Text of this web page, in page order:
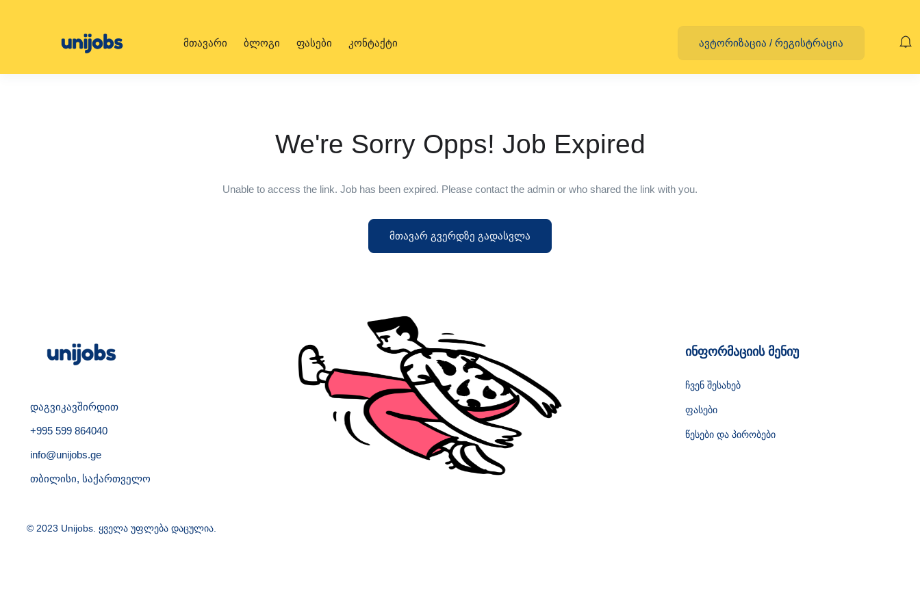
მთავარი ბლოგი ფასები კონტაქტი ავტორიზაცია / რეგისტრაცია
We're Sorry Opps! Job Expired
Unable to access the link. Job has been expired. Please contact the admin or who shared the link with you.
მთავარ გვერდზე გადასვლა
დაგვიკავშირდით
+995 599 864040
info@unijobs.ge
თბილისი, საქართველო
ინფორმაციის მენიუ
ჩვენ შესახებ
ფასები
წესები და პირობები
© 2023 Unijobs. ყველა უფლება დაცულია.